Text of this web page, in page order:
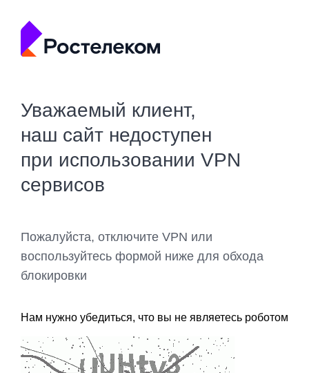
Уважаемый клиент,
наш сайт недоступен
при использовании VPN
сервисов
Пожалуйста, отключите VPN или
воспользуйтесь формой ниже для обхода
блокировки
Нам нужно убедиться, что вы не являетесь роботом